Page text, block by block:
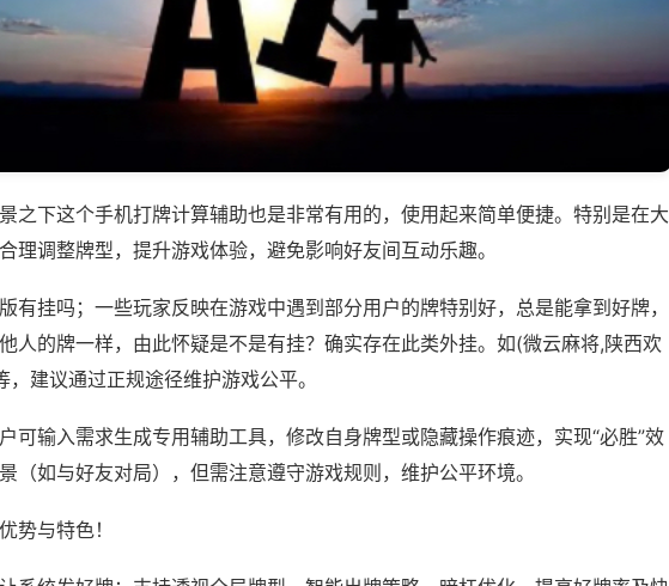
之下这个手机打牌计算辅助也是非常有用的，使用起来简单便捷。特别是在大
理调整牌型，提升游戏体验，避免影响好友间互动乐趣。
有挂吗；一些玩家反映在游戏中遇到部分用户的牌特别好，总是能拿到好牌，
人的牌一样，由此怀疑是不是有挂？确实存在此类外挂。如(微云麻将,陕西欢
建议通过正规途径维护游戏公平。
可输入需求生成专用辅助工具，修改自身牌型或隐藏操作痕迹，实现“必胜”效
（如与好友对局），但需注意遵守游戏规则，维护公平环境。
势与特色！